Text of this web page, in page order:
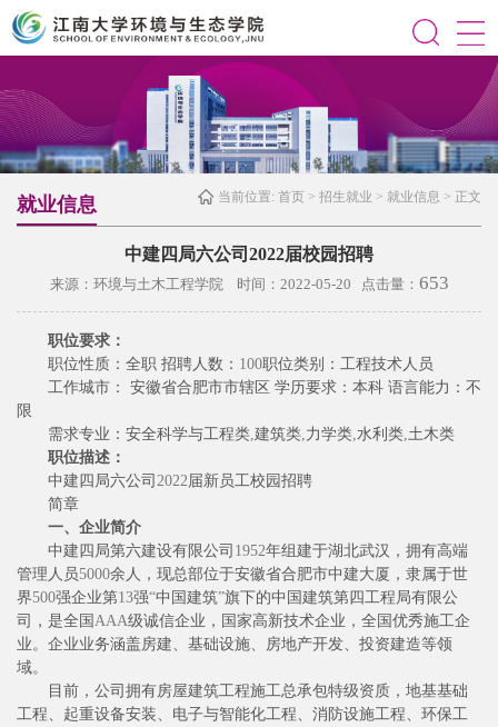
当前位置: 首页 > 招生就业 > 就业信息 > 正文
就业信息
中建四局六公司2022届校园招聘
来源：环境与土木工程学院 时间：2022-05-20 点击量： 653
职位要求：
职位性质：全职 招聘人数： 100职位类别：工程技术人员
工作城市： 安徽省合肥市市辖区 学历要求：本科 语言能力：不
限
需求专业：安全科学与工程类 建筑类 力学类 水利类 土木类
职位描述：
中建四局六公司 2022 届新员工校园招聘
简章
一、企业简介
中建四局第六建设有限公司 1952年组建于湖北武汉，拥有高端
管理人员5000余人，现总部位于安徽省合肥市中建大厦，隶属于世
界500强企业第13强“中国建筑”旗下的中国建筑第四工程局有限公
司，是全国 AAA级诚信企业，国家高新技术企业，全国优秀施工企
业。企业业务涵盖房建、基础设施、房地产开发、投资建造等领
域。
目前，公司拥有房屋建筑工程施工总承包特级资质，地基基础
工程、起重设备安装、电子与智能化工程、消防设施工程、环保工